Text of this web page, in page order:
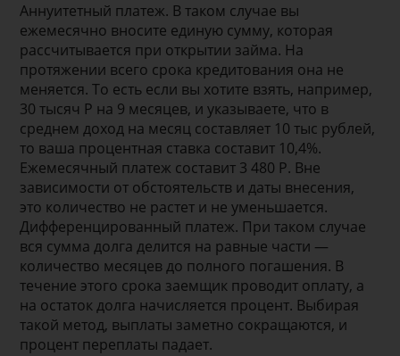
Аннуитетный платеж. В таком случае вы
ежемесячно вносите единую сумму, которая
рассчитывается при открытии займа. На
протяжении всего срока кредитования она не
меняется. То есть если вы хотите взять, например,
30 тысяч Р на 9 месяцев, и указываете, что в
среднем доход на месяц составляет 10 тыс рублей,
то ваша процентная ставка составит 10,4%.
Ежемесячный платеж составит 3 480 Р. Вне
зависимости от обстоятельств и даты внесения,
это количество не растет и не уменьшается.
Дифференцированный платеж. При таком случае
вся сумма долга делится на равные части —
количество месяцев до полного погашения. В
течение этого срока заемщик проводит оплату, а
на остаток долга начисляется процент. Выбирая
такой метод, выплаты заметно сокращаются, и
процент переплаты падает.